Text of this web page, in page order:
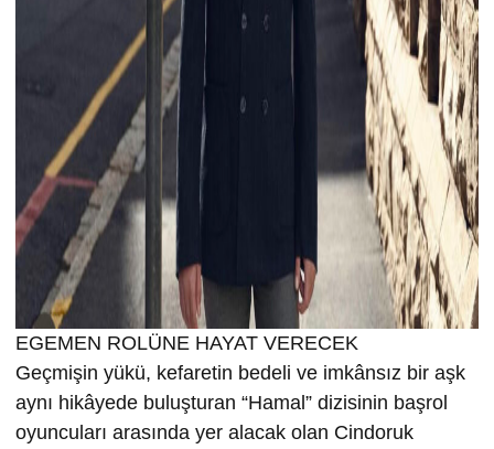
EGEMEN ROLÜNE HAYAT VERECEK
Geçmişin yükü, kefaretin bedeli ve imkânsız bir aşk
aynı hikâyede buluşturan “Hamal” dizisinin başrol
oyuncuları arasında yer alacak olan Cindoruk